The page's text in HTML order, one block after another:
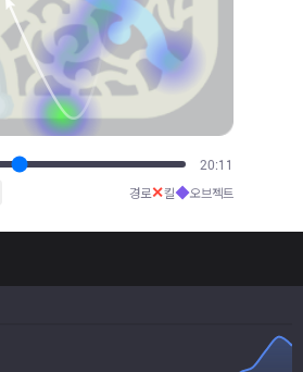
21:21
경로✕킬◆오브젝트